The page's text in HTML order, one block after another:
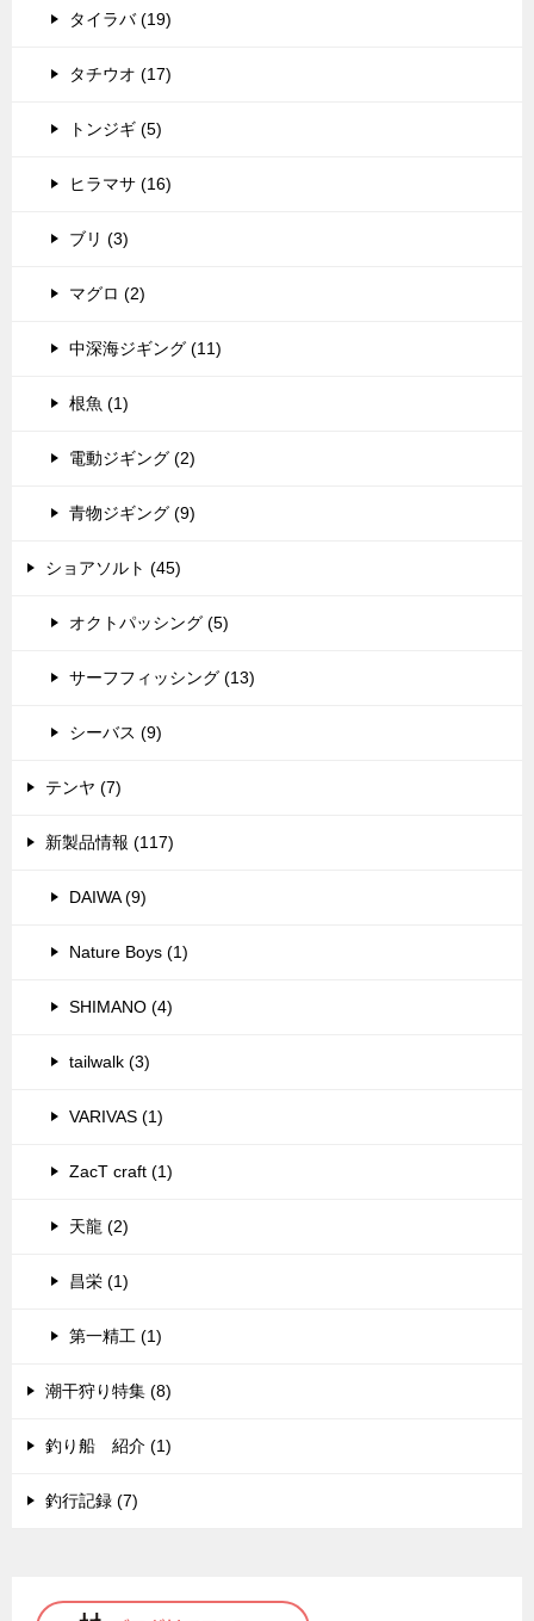
タイラバ (19)
タチウオ (17)
トンジギ (5)
ヒラマサ (16)
ブリ (3)
マグロ (2)
中深海ジギング (11)
根魚 (1)
電動ジギング (2)
青物ジギング (9)
ショアソルト (45)
オクトパッシング (5)
サーフフィッシング (13)
シーバス (9)
テンヤ (7)
新製品情報 (117)
DAIWA (9)
Nature Boys (1)
SHIMANO (4)
tailwalk (3)
VARIVAS (1)
ZacT craft (1)
天龍 (2)
昌栄 (1)
第一精工 (1)
潮干狩り特集 (8)
釣り船 紹介 (1)
釣行記録 (7)